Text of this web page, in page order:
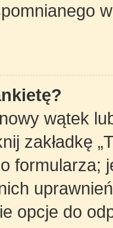
wątek
zakładkę
opcje do